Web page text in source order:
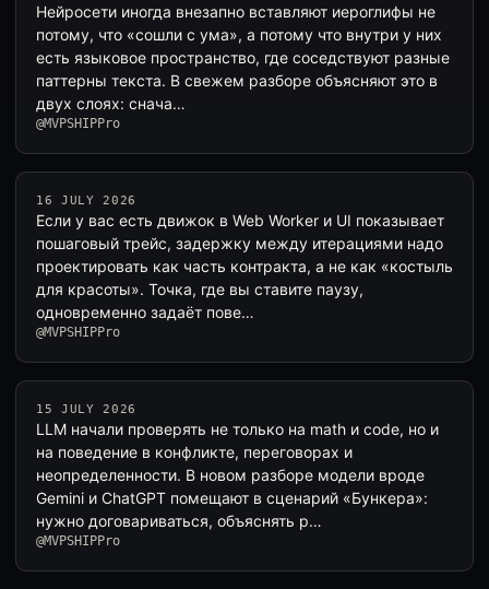
Нейросети иногда внезапно вставляют иероглифы не
потому, что «сошли с ума», а потому что внутри у них
есть языковое пространство, где соседствуют разные
паттерны текста. В свежем разборе объясняют это в
двух слоях: снача…
@MVPSHIPPro
16 JULY 2026
Если у вас есть движок в Web Worker и UI показывает
пошаговый трейс, задержку между итерациями надо
проектировать как часть контракта, а не как «костыль
для красоты». Точка, где вы ставите паузу,
одновременно задаёт пове…
@MVPSHIPPro
15 JULY 2026
LLM начали проверять не только на math и code, но и
на поведение в конфликте, переговорах и
неопределенности. В новом разборе модели вроде
Gemini и ChatGPT помещают в сценарий «Бункера»:
нужно договариваться, объяснять р…
@MVPSHIPPro